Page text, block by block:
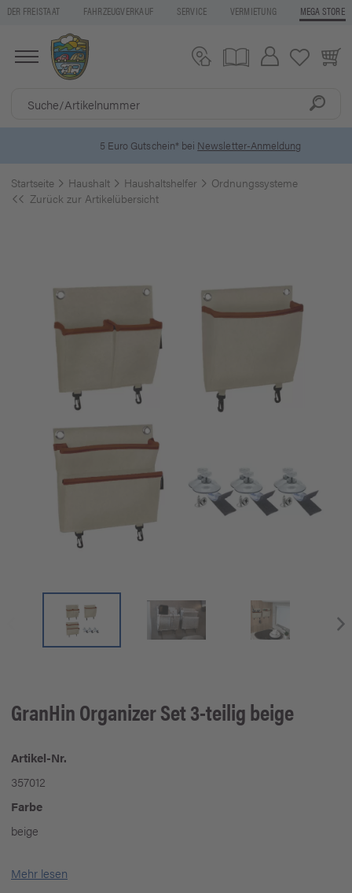
DER FREISTAAT FAHRZEUGVERKAUF SERVICE VERMIETUNG MEGA STORE
5 Euro Gutschein* beiNewsletter-Anmeldung
Startseite Haushalt Haushaltshelfer
Ordnungssysteme
Zurück zur Artikelübersicht
GranHin Organizer Set 3-teilig beige
Artikel-Nr.
357012
Farbe
beige
Mehr lesen